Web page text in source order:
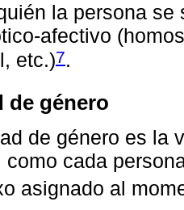
la persona
afectivo
etc.)7.
de género
de género es la
como cada
asignado al